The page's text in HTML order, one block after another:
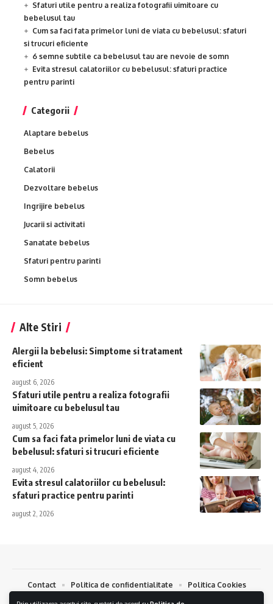
Sfaturi utile pentru a realiza fotografii uimitoare cu
bebelusul tau
Cum sa faci fata primelor luni de viata cu bebelusul: sfaturi
si trucuri eficiente
6 semne subtile ca bebelusul tau are nevoie de somn
Evita stresul calatoriilor cu bebelusul: sfaturi practice
pentru parinti
Categorii
Alaptare bebelus
Bebelus
Calatorii
Dezvoltare bebelus
Ingrijire bebelus
Jucarii si activitati
Sanatate bebelus
Sfaturi pentru parinti
Somn bebelus
Alte Stiri
Alergii la bebelusi: Simptome si tratament
eficient
august 6, 2026
Sfaturi utile pentru a realiza fotografii
uimitoare cu bebelusul tau
august 5, 2026
Cum sa faci fata primelor luni de viata cu
bebelusul: sfaturi si trucuri eficiente
august 4, 2026
Evita stresul calatoriilor cu bebelusul:
sfaturi practice pentru parinti
august 2, 2026
Contact Politica de confidentialitate Politica Cookies